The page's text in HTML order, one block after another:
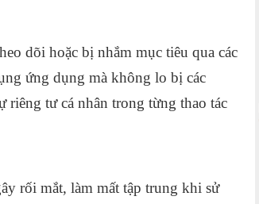
dõi hoặc bị nhắm mục tiêu qua các
ứng dụng mà không lo bị các
tư cá nhân trong từng thao tác
rối mắt, làm mất tập trung khi sử